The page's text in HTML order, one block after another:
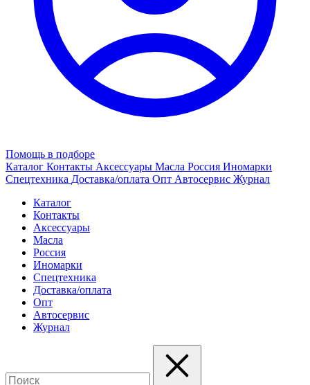
Помощь в подборе
Каталог Контакты Аксессуары Масла Россия Иномарки
Спецтехника Доставка/оплата Опт Автосервис Журнал
Каталог
Контакты
Аксессуары
Масла
Россия
Иномарки
Спецтехника
Доставка/оплата
Опт
Автосервис
Журнал